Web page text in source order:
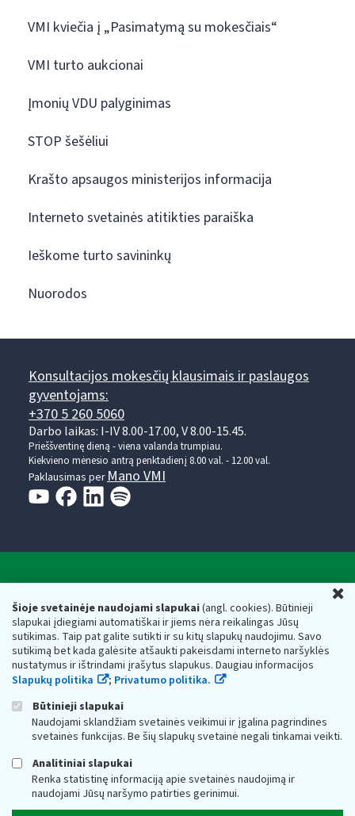
Šioje svetainėje naudojami slapukai(angl. cookies). Būtinieji
slapukai įdiegiami automatiškai ir jiems nėra reikalingas Jūsų
sutikimas. Taip pat galite sutikti ir su kitų slapukų naudojimu. Savo
sutikimą bet kada galėsite atšaukti pakeisdami interneto naršyklės
nustatymus ir ištrindami įrašytus slapukus. Daugiau informacijos
Slapukų politika
; Privatumo politika.
Būtinieji slapukai
Naudojami sklandžiam svetainės veikimui ir įgalina pagrindines
svetainės funkcijas. Be šių slapukų svetainė negali tinkamai veikti.
Analitiniai slapukai
Renka statistinę informaciją apie svetainės naudojimą ir
naudojami Jūsų naršymo patirties gerinimui.
VMI kviečia į „Pasimatymą su mokesčiais“
VMI turto aukcionai
Įmonių VDU palyginimas
STOP šešėliui
Krašto apsaugos ministerijos informacija
Interneto svetainės atitikties paraiška
Ieškome turto savininkų
Nuorodos
Konsultacijos mokesčių klausimais ir paslaugos
gyventojams:
+370 5 260 5060
Darbo laikas: I-IV 8.00-17.00, V 8.00-15.45.
Prieššventinę dieną - viena valanda trumpiau.
Kiekvieno mėnesio antrą penktadienį 8.00 val. - 12.00 val.
Paklausimas per Mano VMI
Respublikos finansų ministerijos
Biudžetinė įstaiga. Juridinio asmens kodas — 188659752,
adresas: Vasario 16-osios g. 14, 01107 Vilnius, Lietuva, el.paštas:
vmi@vmi.lt, E. pristatymo dėžutės adresas 188659752
Duomenys apie Valstybinę mokesčių inspekciją prie Lietuvos
Respublikos finansų ministerijos kaupiami ir saugomi Juridinių